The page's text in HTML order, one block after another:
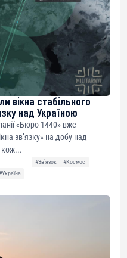
вікна стабільного
над Україною
«Бюро 1440» вже
зв’язку» на добу над
кож...
#Звʼязок
#Космос